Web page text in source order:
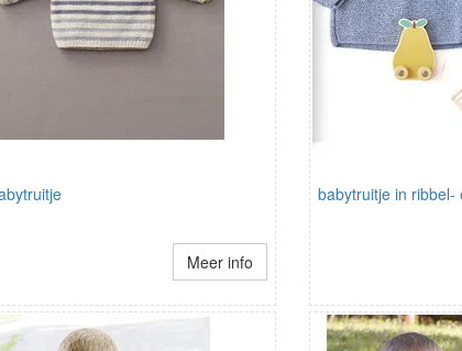
Meer info
babytruitje in ribbel-